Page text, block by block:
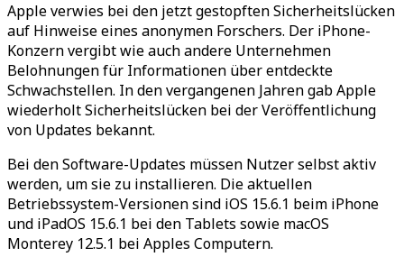
Apple verwies bei den jetzt gestopften Sicherheitslücken
auf Hinweise eines anonymen Forschers. Der iPhone-
Konzern vergibt wie auch andere Unternehmen
Belohnungen für Informationen über entdeckte
Schwachstellen. In den vergangenen Jahren gab Apple
wiederholt Sicherheitslücken bei der Veröffentlichung
von Updates bekannt.
Bei den Software-Updates müssen Nutzer selbst aktiv
werden, um sie zu installieren. Die aktuellen
Betriebssystem-Versionen sind iOS 15.6.1 beim iPhone
und iPadOS 15.6.1 bei den Tablets sowie macOS
Monterey 12.5.1 bei Apples Computern.